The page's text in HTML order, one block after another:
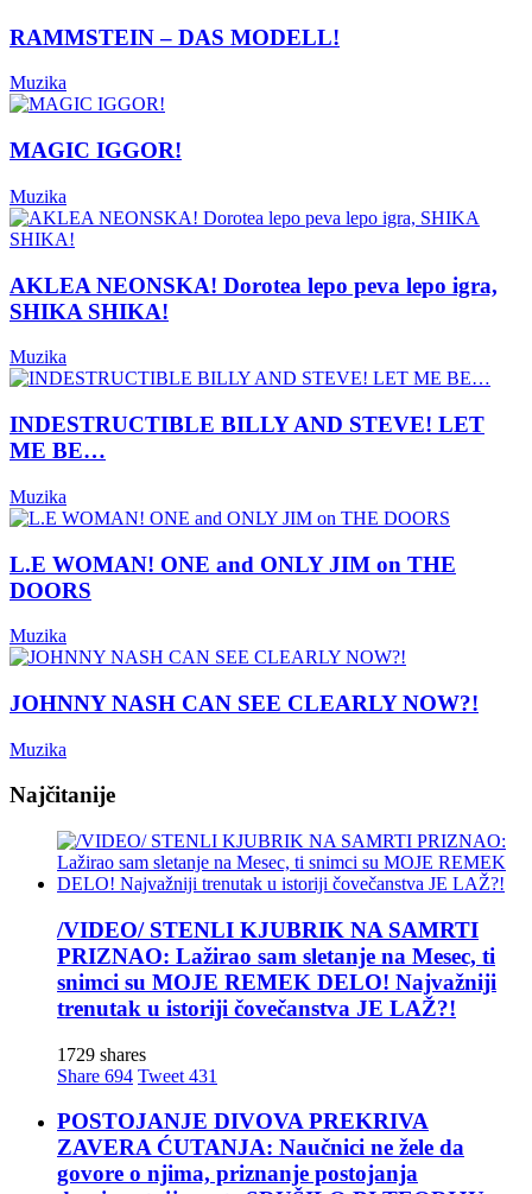
RAMMSTEIN – DAS MODELL!
Muzika
MAGIC IGGOR!
Muzika
AKLEA NEONSKA! Dorotea lepo peva lepo igra,
SHIKA SHIKA!
Muzika
INDESTRUCTIBLE BILLY AND STEVE! LET
ME BE…
Muzika
L.E WOMAN! ONE and ONLY JIM on THE
DOORS
Muzika
JOHNNY NASH CAN SEE CLEARLY NOW?!
Muzika
Najčitanije
/VIDEO/ STENLI KJUBRIK NA SAMRTI
PRIZNAO: Lažirao sam sletanje na Mesec, ti
snimci su MOJE REMEK DELO! Najvažniji
trenutak u istoriji čovečanstva JE LAŽ?!
1729 shares
Share 694 Tweet 431
POSTOJANJE DIVOVA PREKRIVA
ZAVERA ĆUTANJA: Naučnici ne žele da
govore o njima, priznanje postojanja